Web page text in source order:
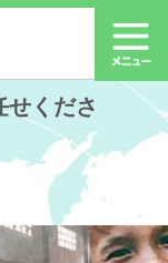
せくださ